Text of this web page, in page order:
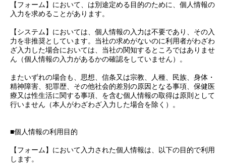
【フォーム】において、は別途定める目的のために、個人情報の
入力を求めることがあります。
【システム】においては、個人情報の入力は不要であり、その入
力を非推奨としています。当社の求めがないのに利用者がわざわ
ざ入力した場合においては、当社の関知するところではありませ
ん（個人情報の入力があるかの確認をしていません）。
またいずれの場合も、思想、信条又は宗教、人種、民族、身体・
精神障害、犯罪歴、その他社会的差別の原因となる事項、保健医
療又は性生活に関する事項、を含む個人情報の取得は原則として
行いません（本人がわざわざ入力した場合を除く）。
■個人情報の利用目的
【フォーム】において入力された個人情報は、以下の目的で利用
します。